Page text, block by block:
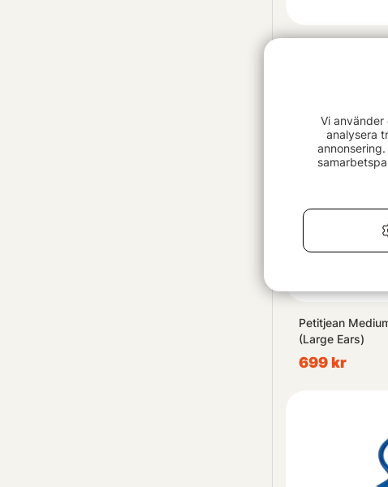
Petitjean
(Large Ears)
699 kr
Vi
analysera